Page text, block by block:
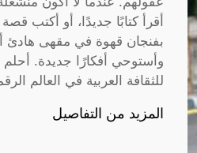
أقرأ كتابًا جديدًا، أو أكتب
بفنجان قهوة في مقهى هادئ
وأستوحي أفكارًا جديدة. أحلم
للثقافة العربية في العالم
المزيد من التفاصيل